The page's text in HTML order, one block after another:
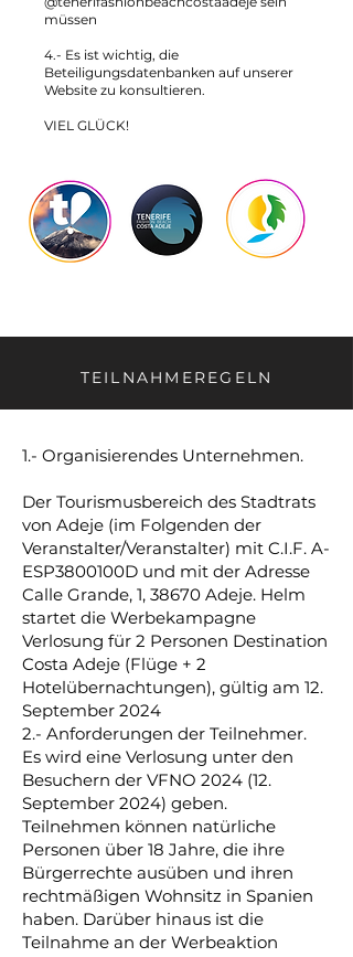
müssen
4.- Es ist wichtig, die
Beteiligungsdatenbanken auf unserer
Website zu konsultieren.
VIEL GLÜCK!
TEILNAHMEREGELN
1.- Organisierendes Unternehmen.
Der Tourismusbereich des Stadtrats
von Adeje (im Folgenden der
Veranstalter/Veranstalter) mit C.I.F. A-
ESP3800100D und mit der Adresse
Calle Grande, 1, 38670 Adeje. Helm
startet die Werbekampagne
Verlosung für 2 Personen Destination
Costa Adeje (Flüge + 2
Hotelübernachtungen), gültig am 12.
September 2024
2.- Anforderungen der Teilnehmer.
Es wird eine Verlosung unter den
Besuchern der VFNO 2024 (12.
September 2024) geben.
Teilnehmen können natürliche
Personen über 18 Jahre, die ihre
Bürgerrechte ausüben und ihren
rechtmäßigen Wohnsitz in Spanien
haben. Darüber hinaus ist die
Teilnahme an der Werbeaktion